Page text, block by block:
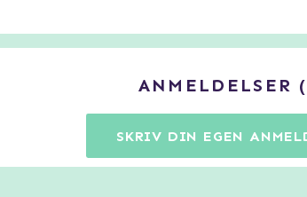
ANMELDELSER
SKRIV DIN EGEN